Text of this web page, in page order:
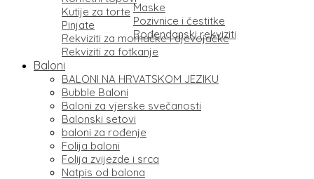
Kutije za torte Maske
Pinjate
Pozivnice i čestitke
Rekviziti za momačke i djevojačke
Rođendanski rekviziti
Rekviziti za fotkanje
Baloni
BALONI NA HRVATSKOM JEZIKU
Bubble Baloni
Baloni za vjerske svečanosti
Balonski setovi
baloni za rođenje
Folija baloni
Folija zvijezde i srca
Natpis od balona